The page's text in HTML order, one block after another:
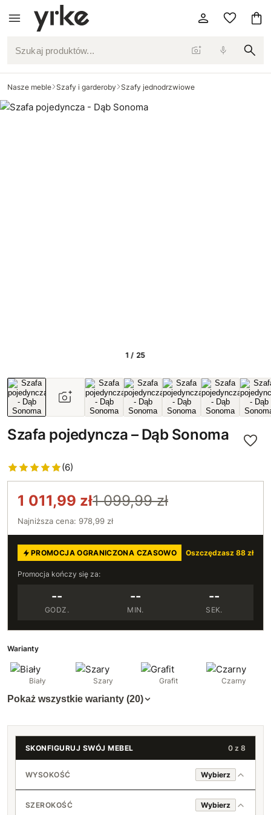
Szukaj produktów...
Nasze meble Szafy i garderoby Szafy jednodrzwiowe
1 / 25
Szafa pojedyncza – Dąb Sonoma
(6)
1 011,99 zł1 099,99 zł
Najniższa cena: 978,99 zł
PROMOCJA OGRANICZONA CZASOWO Oszczędzasz 88 zł
Promocja kończy się za:
--
GODZ.
--
MIN.
--
SEK.
Warianty
Biały Szary Grafit Czarny
Pokaż wszystkie warianty (20)
SKONFIGURUJ SWÓJ MEBEL 0 z 8
WYSOKOŚĆ Wybierz
180 cm
SZEROKOŚĆ Wybierz